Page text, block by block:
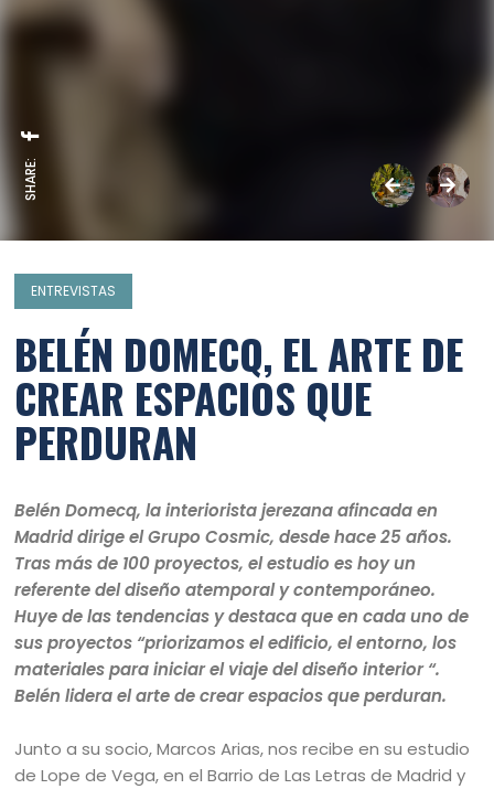
SHARE:
ENTREVISTAS
BELÉN DOMECQ, EL ARTE DE
CREAR ESPACIOS QUE
PERDURAN
Belén Domecq, la interiorista jerezana afincada en
Madrid dirige el Grupo Cosmic, desde hace 25 años.
Tras más de 100 proyectos, el estudio es hoy un
referente del diseño atemporal y contemporáneo.
Huye de las tendencias y destaca que en cada uno de
sus proyectos “priorizamos el edificio, el entorno, los
materiales para iniciar el viaje del diseño interior “.
Belén lidera el arte de crear espacios que perduran.
Junto a su socio, Marcos Arias, nos recibe en su estudio
de Lope de Vega, en el Barrio de Las Letras de Madrid y